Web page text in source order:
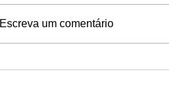
Escreva um comentário